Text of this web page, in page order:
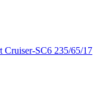
SC6 235/65/17